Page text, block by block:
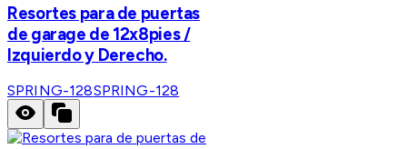
Resortes para de puertas
de garage de 12x8pies /
Izquierdo y Derecho.
SPRING-128SPRING-128